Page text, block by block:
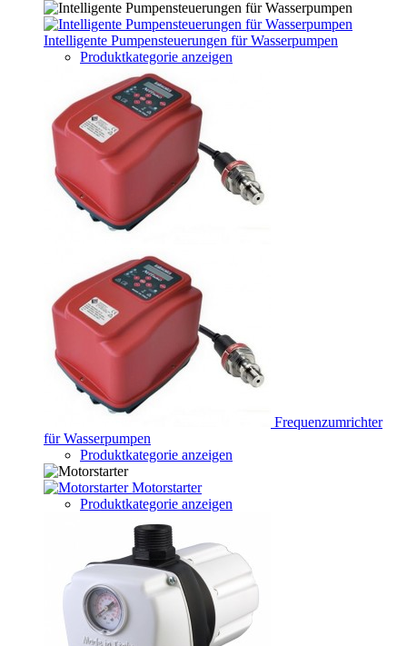
Intelligente Pumpensteuerungen für Wasserpumpen
Produktkategorie anzeigen
Frequenzumrichter
für Wasserpumpen
Produktkategorie anzeigen
Motorstarter
Produktkategorie anzeigen